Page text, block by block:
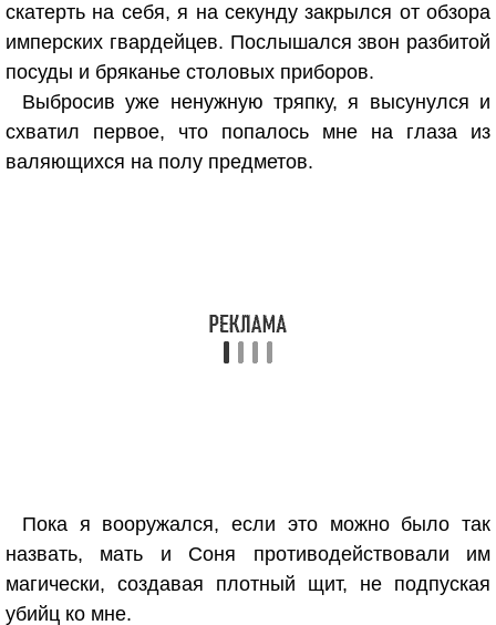
скатерть на себя, я на секунду закрылся от обзора
имперских гвардейцев. Послышался звон разбитой
посуды и бряканье столовых приборов.
Выбросив уже ненужную тряпку, я высунулся и
схватил первое, что попалось мне на глаза из
валяющихся на полу предметов.
Пока я вооружался, если это можно было так
назвать, мать и Соня противодействовали им
магически, создавая плотный щит, не подпуская
убийц ко мне.